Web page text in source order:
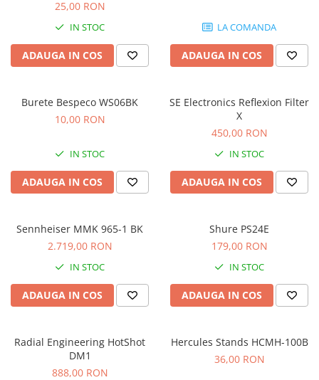
Microfoane lavaliera si headset
Microfoane pt Camere Video
Microfoane pt instalatii si
Microfoane Ribbon
Microfoane stereo
Microfoane Suspendabile
Stative de microfon
Studio si inregistrari
Accesorii de microfoane
Accesorii de rack
Accesorii echipamente de studio
Controllere MIDI - USB DAW
Controllere monitoare de studio
25,00 RON
IN STOC
ADAUGA IN COS
LA COMANDA
ADAUGA IN COS
Burete Bespeco WS06BK
10,00 RON
IN STOC
ADAUGA IN COS
SE Electronics Reflexion Filter
X
450,00 RON
IN STOC
ADAUGA IN COS
Sennheiser MMK 965-1 BK
2.719,00 RON
IN STOC
ADAUGA IN COS
Shure PS24E
179,00 RON
IN STOC
ADAUGA IN COS
Radial Engineering HotShot
DM1
888,00 RON
Hercules Stands HCMH-100B
36,00 RON